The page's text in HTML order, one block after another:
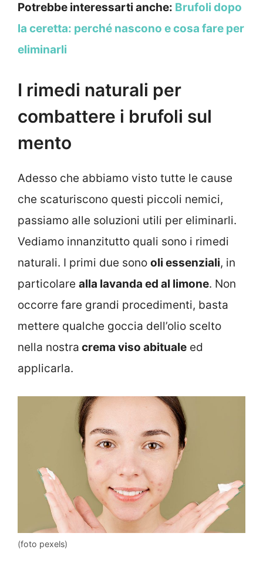
Potrebbe interessarti anche: Brufoli dopo
la ceretta: perché nascono e cosa fare per
eliminarli
I rimedi naturali per
combattere i brufoli sul
mento
Adesso che abbiamo visto tutte le cause
che scaturiscono questi piccoli nemici,
passiamo alle soluzioni utili per eliminarli.
Vediamo innanzitutto quali sono i rimedi
naturali. I primi due sono oli essenziali, in
particolare alla lavanda ed al limone. Non
occorre fare grandi procedimenti, basta
mettere qualche goccia dell’olio scelto
nella nostra crema viso abituale ed
applicarla.
(foto pexels)